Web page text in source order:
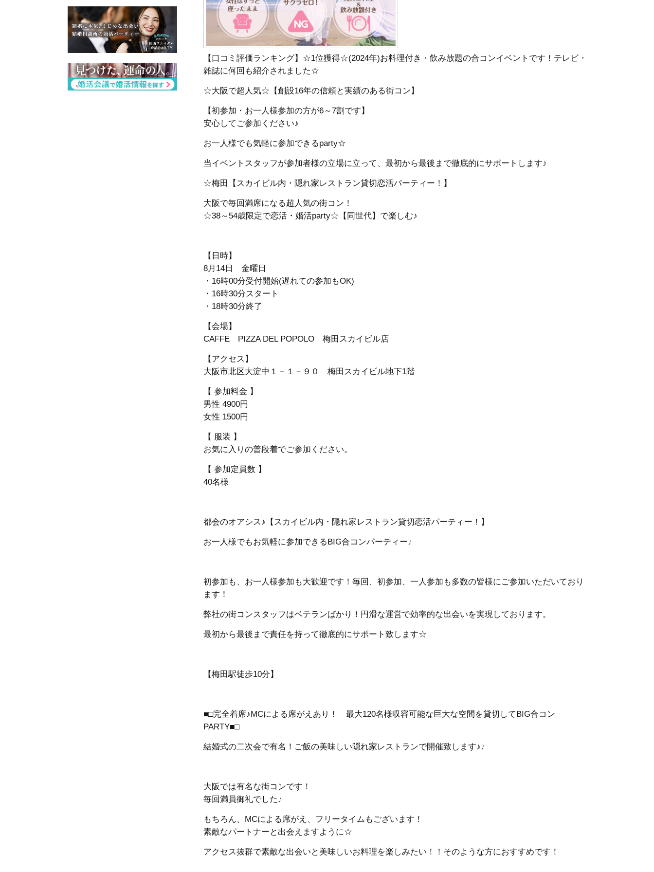
【口コミ評価ランキング】☆1位獲得☆(2024年)お料理付き・飲み放題の合コンイベントです！テレビ・
雑誌に何回も紹介されました☆
☆大阪で超人気☆【創設16年の信頼と実績のある街コン】
【初参加・お一人様参加の方が6～7割です】
安心してご参加ください♪
お一人様でも気軽に参加できるparty☆
当イベントスタッフが参加者様の立場に立って、最初から最後まで徹底的にサポートします♪
☆梅田【スカイビル内・隠れ家レストラン貸切恋活パーティー！】
大阪で毎回満席になる超人気の街コン！
☆38～54歳限定で恋活・婚活party☆【同世代】で楽しむ♪
【日時】
8月14日 金曜日
・16時00分受付開始(遅れての参加もOK)
・16時30分スタート
・18時30分終了
【会場】
CAFFE PIZZA DEL POPOLO 梅田スカイビル店
【アクセス】
大阪市北区大淀中１－１－９０ 梅田スカイビル地下1階
【 参加料金 】
男性 4900円
女性 1500円
【 服装 】
お気に入りの普段着でご参加ください。
【 参加定員数 】
40名様
都会のオアシス♪【スカイビル内・隠れ家レストラン貸切恋活パーティー！】
お一人様でもお気軽に参加できるBIG合コンパーティー♪
初参加も、お一人様参加も大歓迎です！ 毎回、初参加、一人参加も多数の皆様にご参加いただいており
ます！
弊社の街コンスタッフはベテランばかり！円滑な運営で効率的な出会いを実現しております。
最初から最後まで責任を持って徹底的にサポート致します☆
【梅田駅徒歩10分】
■□完全着席♪MCによる席がえあり！ 最大120名様収容可能な巨大な空間を貸切してBIG合コン
PARTY■□
結婚式の二次会で有名！ご飯の美味しい隠れ家レストランで開催致します♪♪
大阪では有名な街コンです！
毎回満員御礼でした♪
もちろん、MCによる席がえ、フリータイムもございます！
素敵なパートナーと出会えますように☆
アクセス抜群で素敵な出会いと美味しいお料理を楽しみたい！！そのような方におすすめです！